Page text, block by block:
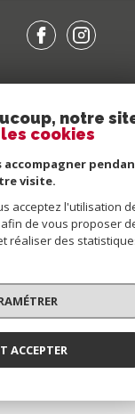
RÉSERVÉS | TRADUCTION
MENTIONS LÉGALES
POLITIQUE RGPD
COOKIES
notre
cookies
accompagner
visite.
acceptez l'utilisation
de vous proposer
réaliser des
ACCEPTER